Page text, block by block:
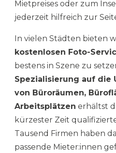
Mietpreises oder zum
jederzeit hilfreich zur
In vielen Städten bieten
kostenlosen Foto-
bestens in Szene zu
Spezialisierung auf die
von Büroräumen,
Arbeitsplätzen erhältst
kürzester Zeit
Tausend Firmen haben
passende Mieter:innen